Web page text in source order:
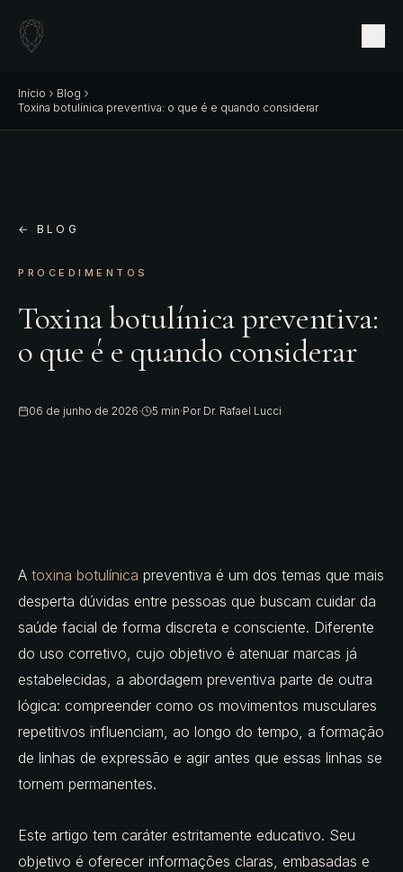
Início
Blog
Toxina botulínica preventiva: o que é e quando considerar
← BLOG
PROCEDIMENTOS
Toxina botulínica preventiva:
o que é e quando considerar
06 de junho de 2026· 5 min·Por Dr. Rafael Lucci
A toxina botulínica preventiva é um dos temas que mais
desperta dúvidas entre pessoas que buscam cuidar da
saúde facial de forma discreta e consciente. Diferente
do uso corretivo, cujo objetivo é atenuar marcas já
estabelecidas, a abordagem preventiva parte de outra
lógica: compreender como os movimentos musculares
repetitivos influenciam, ao longo do tempo, a formação
de linhas de expressão e agir antes que essas linhas se
tornem permanentes.
Este artigo tem caráter estritamente educativo. Seu
objetivo é oferecer informações claras, embasadas e